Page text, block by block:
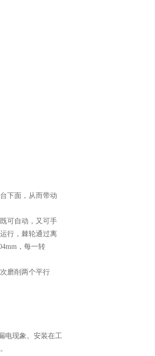
下面，从而带动
可自动，又可手
行，棘轮通过离
，每一转
磨削两个平行
电现象。安装在工